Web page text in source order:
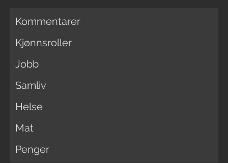
Kommentarer
Kjønnsroller
Jobb
Samliv
Helse
Mat
Penger